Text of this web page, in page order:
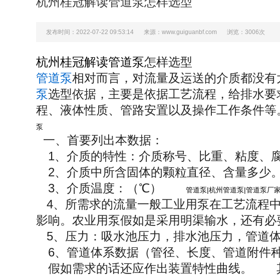
发布时间：2022-07-22 09:53:14 来源：www.guiguanbf.com 浏览：3006次
杭州桂冠解读管道泵怎样选型
管道泵相对而言，对流量及运送的介质都没
泵选型依据，主要是依据工艺流程，给排水
程、液体性质、管路安置以及操作工作条件
泵
一、首要列出本数据：
1、介质的特性：介质称号、比重、粘度、
2、介质中所含固体的颗粒直径、含量多少
3、介质温度：（℃）
管道泵|杭州管道泵|管道泵厂
4、所需求的流量一般工业用泵在工艺流程
影响。农业用泵假如是采用明渠输水，还有必
5、压力：吸水池压力，排水池压力，管道
6、管道体系数据（管径、长度、管道附件
假如需求的话还应作出装置特性曲线。